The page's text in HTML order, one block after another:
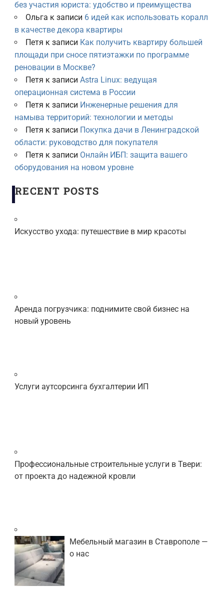
без участия юриста: удобство и преимущества
Ольга к записи 6 идей как использовать коралл
в качестве декора квартиры
Петя к записи Как получить квартиру большей
площади при сносе пятиэтажки по программе
реновации в Москве?
Петя к записи Astra Linux: ведущая
операционная система в России
Петя к записи Инженерные решения для
намыва территорий: технологии и методы
Петя к записи Покупка дачи в Ленинградской
области: руководство для покупателя
Петя к записи Онлайн ИБП: защита вашего
оборудования на новом уровне
RECENT POSTS
Искусство ухода: путешествие в мир красоты
Аренда погрузчика: поднимите свой бизнес на
новый уровень
Услуги аутсорсинга бухгалтерии ИП
Профессиональные строительные услуги в Твери:
от проекта до надежной кровли
Мебельный магазин в Ставрополе —
о нас